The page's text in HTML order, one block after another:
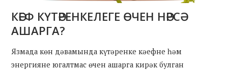
КӘЕФ КҮТӘРЕНКЕЛЕГЕ ӨЧЕН НӘРСӘ
АШАРГА?
Язмада көн дәвамында күтәренке кәефне һәм
энергияне югалтмас өчен ашарга кирәк булган